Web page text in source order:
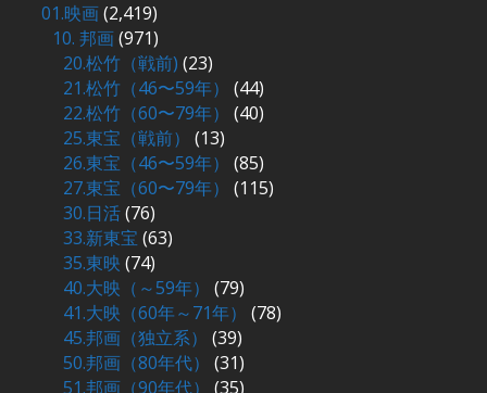
01.映画(2,419)
10. 邦画(971)
20.松竹（戦前) (23)
21.松竹（46〜59年）
(44)
22.松竹（60〜79年）
(40)
25.東宝（戦前）
(13)
26.東宝（46〜59年）
(85)
27.東宝（60〜79年）
(115)
30.日活(76)
33.新東宝(63)
35.東映 (74)
40.大映（～59年）
(79)
41.大映（60年～71年）
(78)
45.邦画（独立系）
(39)
50.邦画（80年代）
(31)
51.邦画（90年代）
(35)